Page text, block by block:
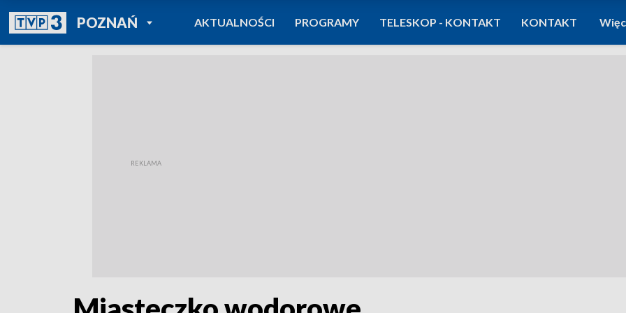
POZNAŃPOWRÓT DO
TVP REGIONY
AKTUALNOŚCI PROGRAMY TELESKOP - KONTAKT KONTAKT